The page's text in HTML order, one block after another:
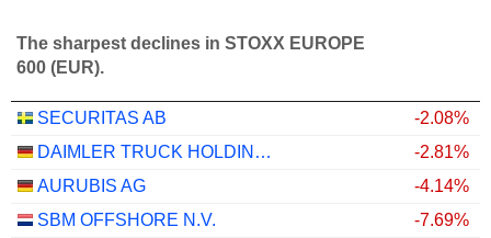
The sharpest declines in STOXX EUROPE
600 (EUR).
SECURITAS AB
-2.08%
DAIMLER TRUCK HOLDING AG
-2.81%
AURUBIS AG
-4.14%
SBM OFFSHORE N.V.
-7.69%